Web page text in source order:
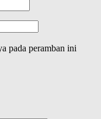
pada peramban ini